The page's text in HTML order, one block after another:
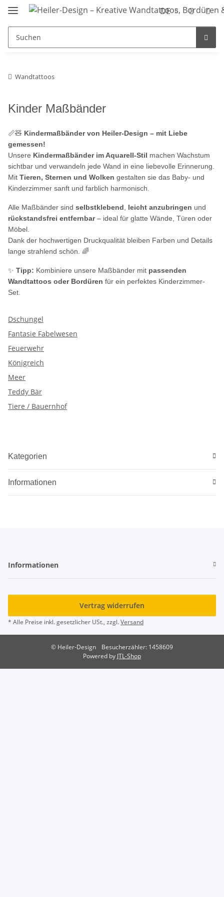
DE
Wandtattoos
Kinder Maßbänder
📏🧸 Kindermaßbänder von Heiler-Design – mit Liebe
gemessen!
Unsere Kindermaßbänder im Aquarell-Stil machen Wachstum
sichtbar und verwandeln jede Wand in eine liebevolle Erinnerung.
Mit Tieren, Sternen und Wolken gestalten sie das Baby- und
Kinderzimmer sanft und farblich harmonisch.
Alle Maßbänder sind selbstklebend leicht anzubringen und
rückstandsfrei entfernbar– ideal für glatte Wände, Türen oder
Möbel.
Dank der hochwertigen Druckqualität bleiben Farben und Details
lange strahlend schön. 🌈
✨ Tipp: Kombiniere unsere Maßbänder mit passenden
Wandtattoos oder Bordüren für ein perfektes Kinderzimmer-
Set.
Dschungel
Fantasie Fabelwesen
Feuerwehr
Königreich
Meer
Teddy Bär
Tiere / Bauernhof
Kategorien
Informationen
Informationen
Vertrag widerrufen
* Alle Preise inkl. gesetzlicher USt., zzgl.Versand
© Heiler-Design
Besucherzähler: 1458609
Powered by JTL-Shop